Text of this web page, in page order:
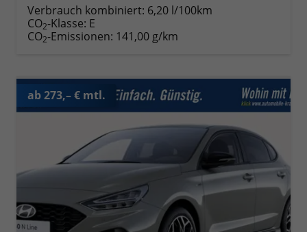
Verbrauch kombiniert: 6,20 l/100km
CO2-Klasse: E
CO2-Emissionen: 141,00 g/km
ab 273,– € mtl.